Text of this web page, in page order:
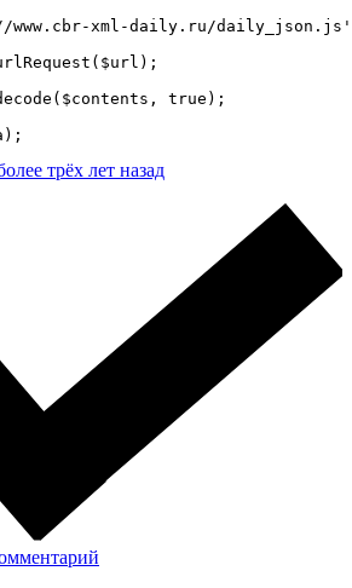
xml-daily.ru/
true);
трёх лет назад